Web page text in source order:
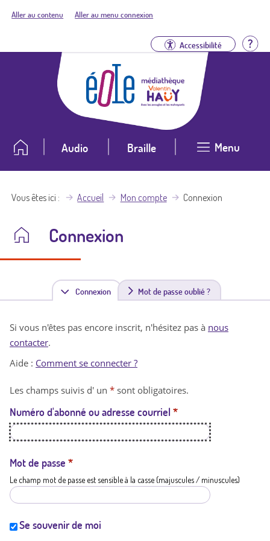
Aller au contenu Aller au menu connexion
Accessibilité
Audio Braille Menu
Vous êtes ici Accueil Mon compte Connexion
Connexion
Connexion(
n
t
a
t
i
Mot de passe oublié ?
Si vous n'êtes pas encore inscrit, n'hésitez pas à nous
contacter.
Aide : Comment se connecter ?
Les champs suivis d' un * sont obligatoires.
Numéro d'abonné ou adresse courriel *
Mot de passe *
Le champ mot de passe est sensible à la casse (majuscules / minuscules)
Se souvenir de moi